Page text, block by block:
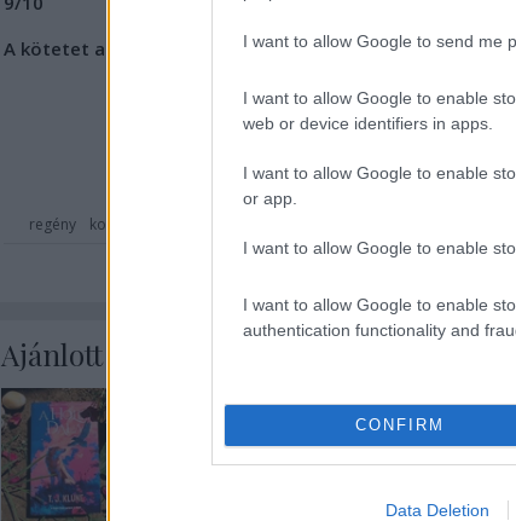
I want to allow Google to send me
I want to allow Google to enable
web or device identifiers in apps.
I want to allow Google to enable
or app.
I want to allow Google to enable
I want to allow Google to enable
authentication functionality and
CONFIRM
Data Deletion
A kötetet a GABO Könyvkiadó jóvoltából volt
regény kortárs
Ajánlott bejegyzések: